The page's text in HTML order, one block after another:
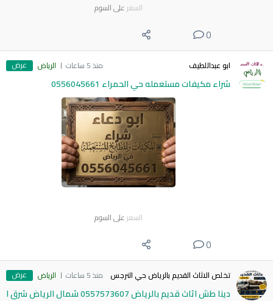
السعر على السوم
0
ابو عبداللطيف منذ 5 ساعات الرياض عرض
شراء مكيفات مستعمله حي الحمراء 0556045661
السعر على السوم
0
تخلص الاثاث القديم بالرياض حي النرجس منذ 5 ساعات الرياض عرض
دينا طش اثاث قديم بالرياض 0557573607 شمال الرياض شرق ا